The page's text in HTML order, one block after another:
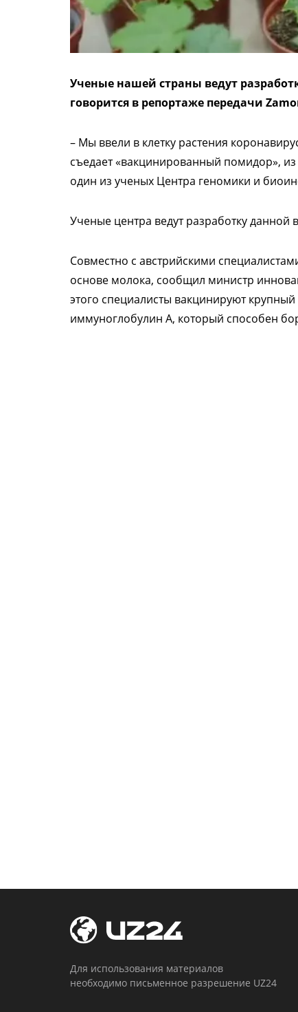
Ученые нашей страны ведут
говорится в репортаже передачи
– Мы ввели в клетку растения
съедает «вакцинированный помидор», из
один из ученых Центра геномики и
Ученые центра ведут разработку данной
Совместно с австрийскими
основе молока, сообщил министр
этого специалисты вакцинируют
иммуноглобулин А, который способен
Для использования материалов
необходимо письменное разрешение UZ24